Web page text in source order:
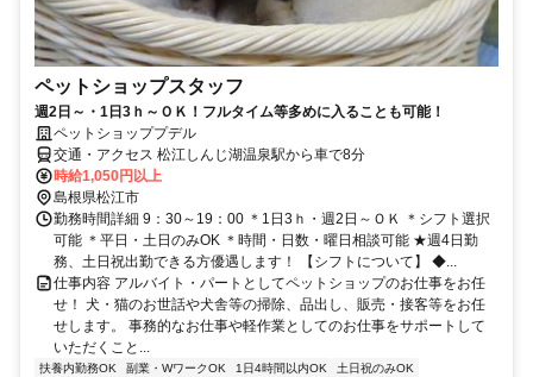
ペットショップスタッフ
週2日～・1日3ｈ～ＯＫ！フルタイム等多めに入ることも可能！
ペットショッププデル
交通・アクセス 松江しんじ湖温泉駅から車で8分
時給1,050円以上
島根県松江市
勤務時間詳細 9：30～19：00 ＊1日3ｈ・週2日～ＯＫ ＊シフト選択
可能 ＊平日・土日のみOK ＊時間・日数・曜日相談可能 ★週4日勤
務、土日祝出勤できる方優遇します！ 【シフトについて】 ◆...
仕事内容 アルバイト・パートとしてペットショップのお仕事をお任
せ！ 犬・猫のお世話や犬舎等の掃除、品出し、販売・接客等をお任
せします。 事務的なお仕事や軽作業としてのお仕事をサポートして
いただくこと...
扶養内勤務OK 副業・WワークOK 1日4時間以内OK
土日祝のみOK